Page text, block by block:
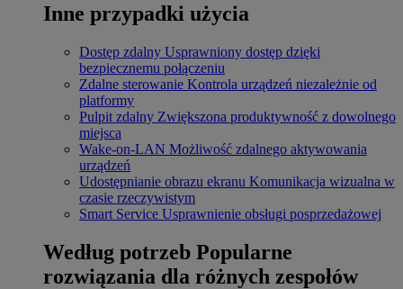
Inne przypadki użycia
Dostęp zdalny Usprawniony dostęp dzięki
bezpiecznemu połączeniu
Zdalne sterowanie Kontrola urządzeń niezależnie od
platformy
Pulpit zdalny Zwiększona produktywność z dowolnego
miejsca
Wake-on-LAN Możliwość zdalnego aktywowania
urządzeń
Udostępnianie obrazu ekranu Komunikacja wizualna w
czasie rzeczywistym
Smart Service Usprawnienie obsługi posprzedażowej
Według potrzeb Popularne
rozwiązania dla różnych zespołów